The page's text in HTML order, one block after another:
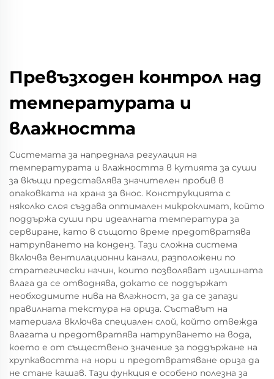
Превъзходен контрол над
температурата и
влажността
Системата за напреднала регулация на
температурата и влажността в кутията за суши
за вкъщи представлява значителен пробив в
опаковката на храна за внос. Конструкцията с
няколко слоя създава оптимален микроклимат, който
поддържа суши при идеалната температура за
сервиране, като в същото време предотвратява
натрупването на конденз. Тази сложна система
включва вентилационни канали, разположени по
стратегически начин, които позволяват излишната
влага да се отводнява, докато се поддържат
необходимите нива на влажност, за да се запази
правилната текстура на ориза. Съставът на
материала включва специален слой, който отвежда
влагата и предотвратява натрупването на вода,
което е от съществено значение за поддържане на
хрупкавостта на нори и предотвратяване ориза да
не стане кашав. Тази функция е особено полезна за